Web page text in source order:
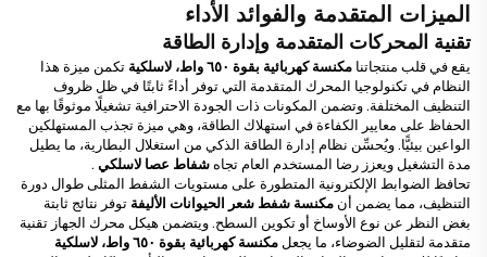
الميزات المتقدمة والفوائد الأداء
تقنية المحركات المتقدمة وإدارة الطاقة
يقع في قلب منتجاتنا مكنسة كهربائية بقوة ٦٥٠ واط، لاسلكية
تكمن ميزة هذا
النظام في تكنولوجيا المحرك المتقدمة التي توفر أداءً ثابتًا في ظل ظروف
التنظيف المختلفة. وتضمن المكونات ذات الجودة الاحترافية تشغيلًا موثوقًا بها مع
الحفاظ على معايير الكفاءة في استهلاك الطاقة، وهي ميزة تجذب المستهلكين
الواعين بيئيًّا. ويُحسِّن نظام إدارة الطاقة الذكي من استغلال البطارية، ما يطيل
مدة التشغيل ويعزز رضا المستخدم العام تجاه شفاط عصا لاسلكي .
تحافظ الضوابط الإلكترونية المتطورة على مستويات الشفط المثلى طوال دورة
التنظيف، مما يضمن أن مكنسة شفط شعر الحيوانات الأليفة توفر نتائج ثابتة
بغض النظر عن نوع الأوساخ أو تكوين السطح. ويتضمن هيكل محرك الجهاز تقنية
متقدمة لتقليل الضوضاء، ما يجعل مكنسة كهربائية بقوة ٦٥٠ واط، لاسلكية